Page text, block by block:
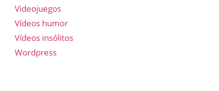
Videojuegos
Vídeos humor
Vídeos insólitos
Wordpress